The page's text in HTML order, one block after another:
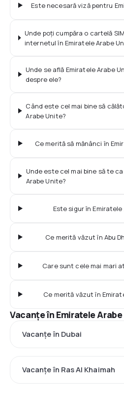
Este necesară viză pentru
Unde poți cumpăra o cartelă
internetul în Emiratele Arabe
Unde se află Emiratele Arabe
despre ele?
Când este cel mai bine să
Arabe Unite?
Ce merită să mănânci în
Unde este cel mai bine să te
Arabe Unite?
Este sigur în
Ce merită văzut în Abu
Care sunt cele mai mari
Ce merită văzut în
Vacanţe în Emiratele
Vacanţe în Dubai
Vacanţe în Ras Al Khaimah